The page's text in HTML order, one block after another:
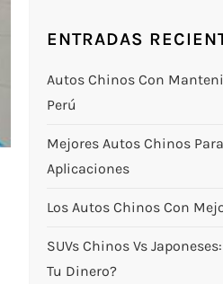
ENTRADAS
Autos Chinos Con
Perú
Mejores Autos Chinos
Aplicaciones
Los Autos Chinos Con
SUVs Chinos Vs
Tu Dinero?